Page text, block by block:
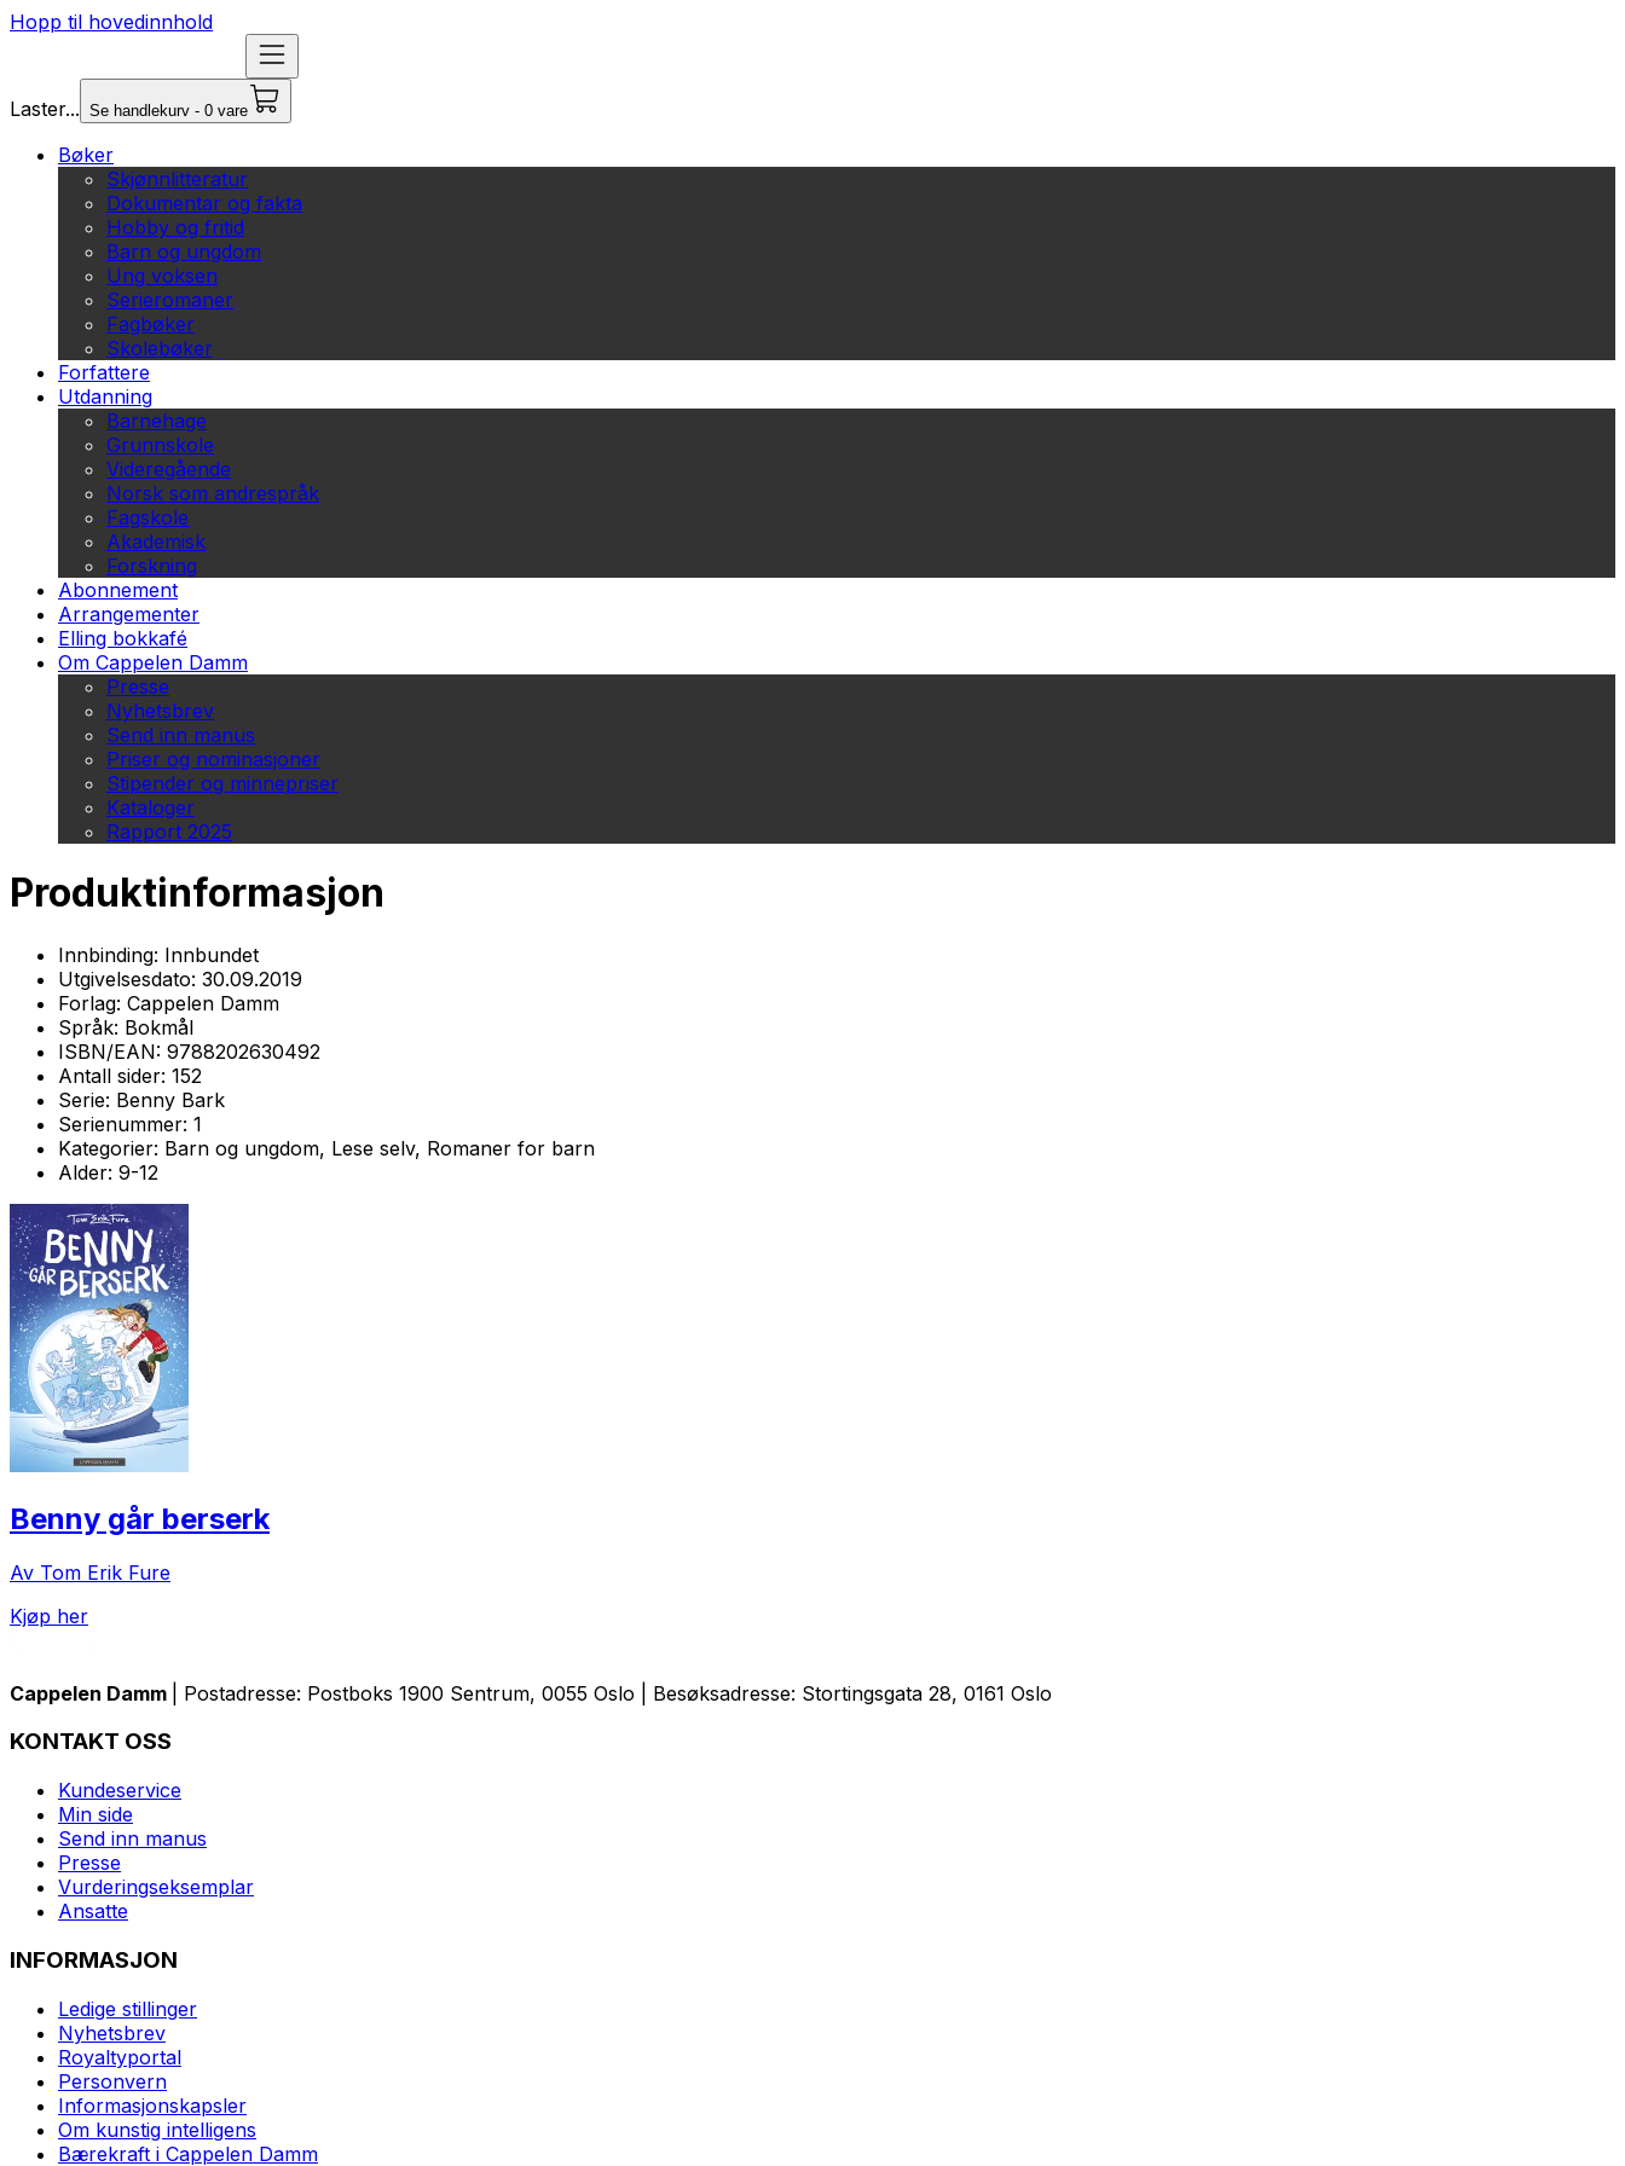
Hopp til hovedinnhold
Laster... Se handlekurv - 0 vare
Bøker
Skjønnlitteratur
Dokumentar og fakta
Hobby og fritid
Barn og ungdom
Ung voksen
Serieromaner
Fagbøker
Skolebøker
Forfattere
Utdanning
Barnehage
Grunnskole
Videregående
Norsk som andrespråk
Fagskole
Akademisk
Forskning
Abonnement
Arrangementer
Elling bokkafé
Om Cappelen Damm
Presse
Nyhetsbrev
Send inn manus
Priser og nominasjoner
Stipender og minnepriser
Kataloger
Rapport 2025
Produktinformasjon
Innbinding: Innbundet
Utgivelsesdato: 30.09.2019
Forlag: Cappelen Damm
Språk: Bokmål
ISBN/EAN: 9788202630492
Antall sider: 152
Serie: Benny Bark
Serienummer: 1
Kategorier: Barn og ungdom, Lese selv, Romaner for barn
Alder: 9-12
Benny går berserk
Av Tom Erik Fure
Kjøp her
Cappelen Damm | Postadresse: Postboks 1900 Sentrum, 0055 Oslo | Besøksadresse: Stortingsgata 28, 0161 Oslo
KONTAKT OSS
Kundeservice
Min side
Send inn manus
Presse
Vurderingseksemplar
Ansatte
INFORMASJON
Ledige stillinger
Nyhetsbrev
Royaltyportal
Personvern
Informasjonskapsler
Om kunstig intelligens
Bærekraft i Cappelen Damm